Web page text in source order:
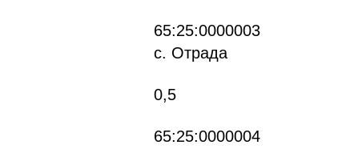
с. Отрада
0,5